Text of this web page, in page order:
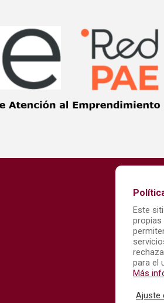
Este
propias
para el
Más
Ajuste